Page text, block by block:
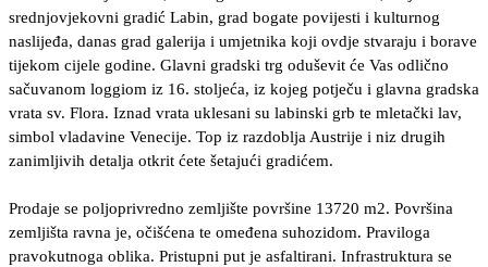
srednjovjekovni gradić Labin, grad bogate povijesti i kulturnog
naslijeđa, danas grad galerija i umjetnika koji ovdje stvaraju i borave
tijekom cijele godine. Glavni gradski trg oduševit će Vas odlično
sačuvanom loggiom iz 16. stoljeća, iz kojeg potječu i glavna gradska
vrata sv. Flora. Iznad vrata uklesani su labinski grb te mletački lav,
simbol vladavine Venecije. Top iz razdoblja Austrije i niz drugih
zanimljivih detalja otkrit ćete šetajući gradićem.
Prodaje se poljoprivredno zemljište površine 13720 m2. Površina
zemljišta ravna je, očišćena te omeđena suhozidom. Praviloga
pravokutnoga oblika. Pristupni put je asfaltirani. Infrastruktura se